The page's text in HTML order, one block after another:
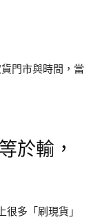
門市與時間，當
於輸，
多「刷現貨」